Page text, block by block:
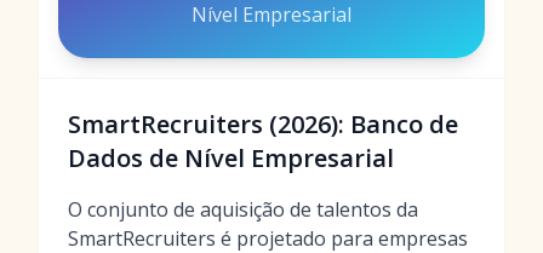
Nível Empresarial
SmartRecruiters (2026): Banco de
Dados de Nível Empresarial
O conjunto de aquisição de talentos da
SmartRecruiters é projetado para empresas